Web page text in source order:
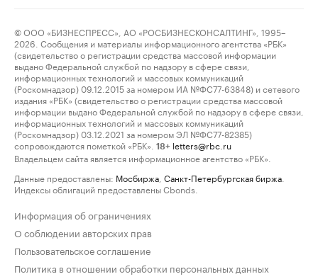
© ООО «БИЗНЕСПРЕСС», АО «РОСБИЗНЕСКОНСАЛТИНГ», 1995–
2026. Сообщения и материалы информационного агентства «РБК»
(свидетельство о регистрации средства массовой информации
выдано Федеральной службой по надзору в сфере связи,
информационных технологий и массовых коммуникаций
(Роскомнадзор) 09.12.2015 за номером ИА №ФС77-63848) и сетевого
издания «РБК» (свидетельство о регистрации средства массовой
информации выдано Федеральной службой по надзору в сфере связи,
информационных технологий и массовых коммуникаций
(Роскомнадзор) 03.12.2021 за номером ЭЛ №ФС77-82385)
сопровождаются пометкой «РБК».
18+ letters@rbc.ru
Владельцем сайта является информационное агентство «РБК».
Данные предоставлены: Мосбиржа Санкт-Петербургская биржа
Индексы облигаций предоставлены Cbonds.
Информация об ограничениях
О соблюдении авторских прав
Пользовательское соглашение
Политика в отношении обработки персональных данных